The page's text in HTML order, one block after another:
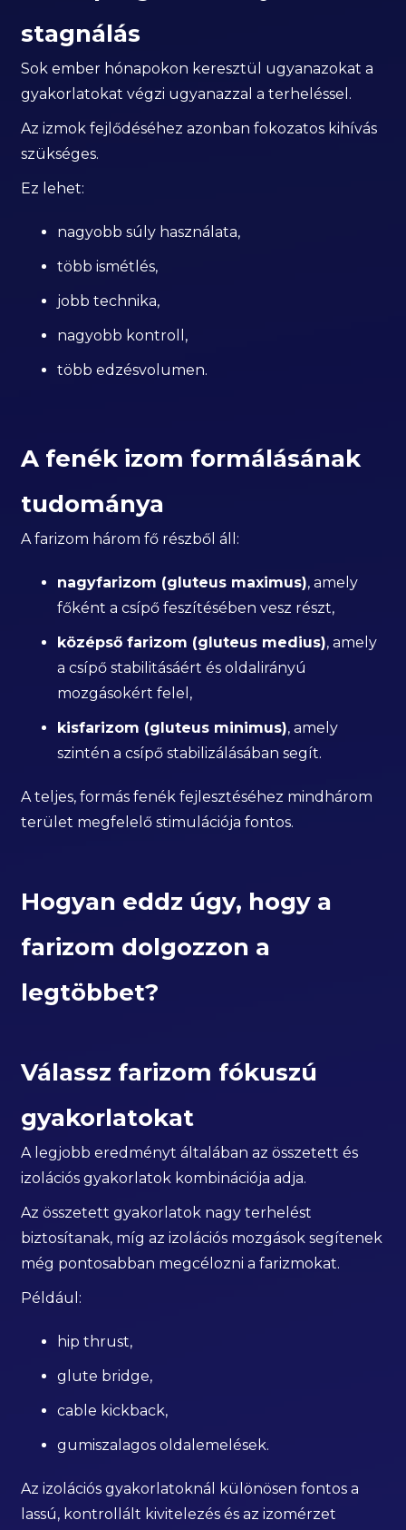
stagnálás
Sok ember hónapokon keresztül ugyanazokat a
gyakorlatokat végzi ugyanazzal a terheléssel.
Az izmok fejlődéséhez azonban fokozatos kihívás
szükséges.
Ez lehet:
nagyobb súly használata,
több ismétlés,
jobb technika,
nagyobb kontroll,
több edzésvolumen.
A fenék izom formálásának
tudománya
A farizom három fő részből áll:
nagyfarizom (gluteus maximus), amely
főként a csípő feszítésében vesz részt,
középső farizom (gluteus medius), amely
a csípő stabilitásáért és oldalirányú
mozgásokért felel,
kisfarizom (gluteus minimus), amely
szintén a csípő stabilizálásában segít.
A teljes, formás fenék fejlesztéséhez mindhárom
terület megfelelő stimulációja fontos.
Hogyan eddz úgy, hogy a
farizom dolgozzon a
legtöbbet?
Válassz farizom fókuszú
gyakorlatokat
A legjobb eredményt általában az összetett és
izolációs gyakorlatok kombinációja adja.
Az összetett gyakorlatok nagy terhelést
biztosítanak, míg az izolációs mozgások segítenek
még pontosabban megcélozni a farizmokat.
Például:
hip thrust,
glute bridge,
cable kickback,
gumiszalagos oldalemelések.
Az izolációs gyakorlatoknál különösen fontos a
lassú, kontrollált kivitelezés és az izomérzet